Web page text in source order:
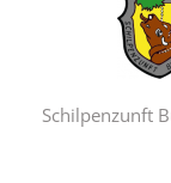
Schilpenzunft